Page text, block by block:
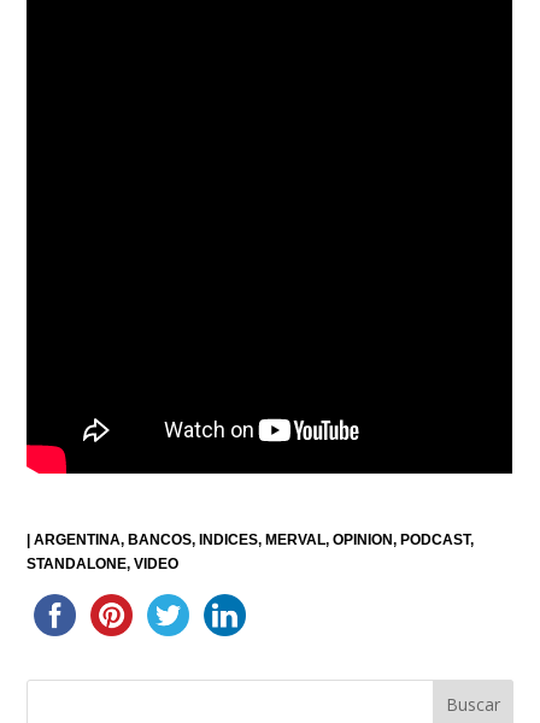
|ARGENTINA BANCOS INDICES MERVAL OPINION PODCAST
STANDALONE VIDEO